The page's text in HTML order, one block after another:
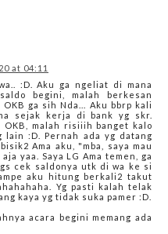
at 04:11
:D. Aku ga ngeliat di mana
begini, malah berkesan
ga sih Nda... Aku bbrp kali
sejak kerja di bank yg skr.
OKB, malah risiiih banget kalo
lain :D. Pernah ada yg datang
Ama aku, "mba, saya mau
yaa. Saya LG Ama temen, ga
cek saldonya utk di wa ke si
aku hitung berkali2 takut
Yg pasti kalah telak
kaya yg tidak suka pamer :D.
acara begini memang ada